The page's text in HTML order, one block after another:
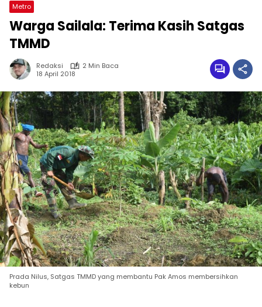
Metro
Warga Sailala: Terima Kasih Satgas
TMMD
Redaksi
2 Min Baca
18 April 2018
Prada Nilus, Satgas TMMD yang membantu Pak Amos membersihkan
kebun